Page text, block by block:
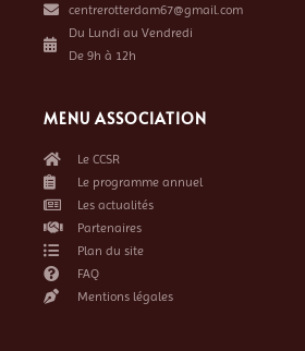
centrerotterdam67@gmail.com
Du Lundi au Vendredi
De 9h à 12h
MENU ASSOCIATION
Le CCSR
Le programme annuel
Les actualités
Partenaires
Plan du site
FAQ
Mentions légales